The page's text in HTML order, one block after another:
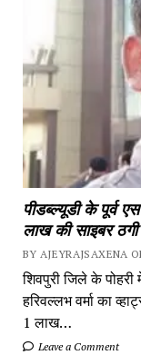
पीडब्ल्यूडी के पूर्व
लाख की साइबर
BY AJEYRAJSAXENA
शिवपुरी जिले के
हरिवल्लभ वर्मा का
1 लाख…
Leave a Comment